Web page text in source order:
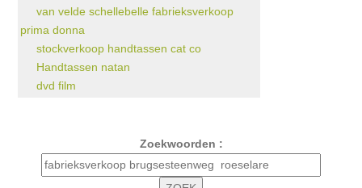
van velde schellebelle fabrieksverkoop
prima donna
stockverkoop handtassen cat co
Handtassen natan
dvd film
Zoekwoorden :